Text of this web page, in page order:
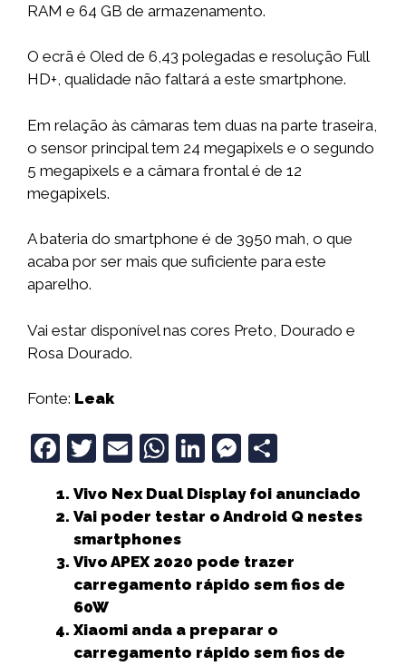
RAM e 64 GB de armazenamento.
O ecrã é Oled de 6,43 polegadas e resolução Full
HD+, qualidade não faltará a este smartphone.
Em relação às câmaras tem duas na parte traseira,
o sensor principal tem 24 megapixels e o segundo
5 megapixels e a câmara frontal é de 12
megapixels.
A bateria do smartphone é de 3950 mah, o que
acaba por ser mais que suficiente para este
aparelho.
Vai estar disponível nas cores Preto, Dourado e
Rosa Dourado.
Fonte: Leak
F
c
e
b
o
o
k
T
it
t
e
r
E
ai
l
W
a
ts
A
p
p
Li
k
dI
n
M
ss
n
g
e
r
a
e
Vivo Nex Dual Display foi anunciado
Vai poder testar o Android Q nestes
smartphones
Vivo APEX 2020 pode trazer
carregamento rápido sem fios de
60W
Xiaomi anda a preparar o
carregamento rápido sem fios de